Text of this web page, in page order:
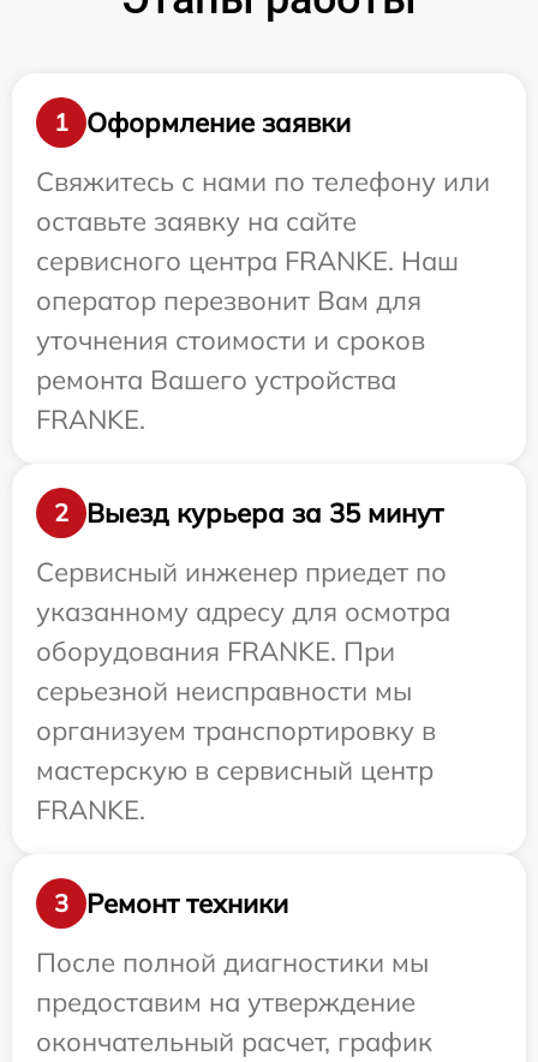
1
Оформление заявки
Свяжитесь с нами по телефону или
оставьте заявку на сайте
сервисного центра FRANKE. Наш
оператор перезвонит Вам для
уточнения стоимости и сроков
ремонта Вашего устройства
FRANKE.
2
Выезд курьера за 35 минут
Сервисный инженер приедет по
указанному адресу для осмотра
оборудования FRANKE. При
серьезной неисправности мы
организуем транспортировку в
мастерскую в сервисный центр
FRANKE.
3
Ремонт техники
После полной диагностики мы
предоставим на утверждение
окончательный расчет, график